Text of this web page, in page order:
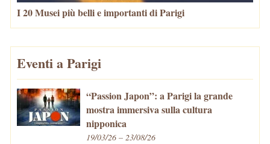
I 20 Musei più belli e importanti di Parigi
Eventi a Parigi
“Passion Japon”: a Parigi la grande
mostra immersiva sulla cultura
nipponica
19/03/26 – 23/08/26